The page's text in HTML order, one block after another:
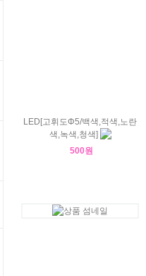
LED[고휘도Φ5/백색,적색,노란
색,녹색,청색]
500원